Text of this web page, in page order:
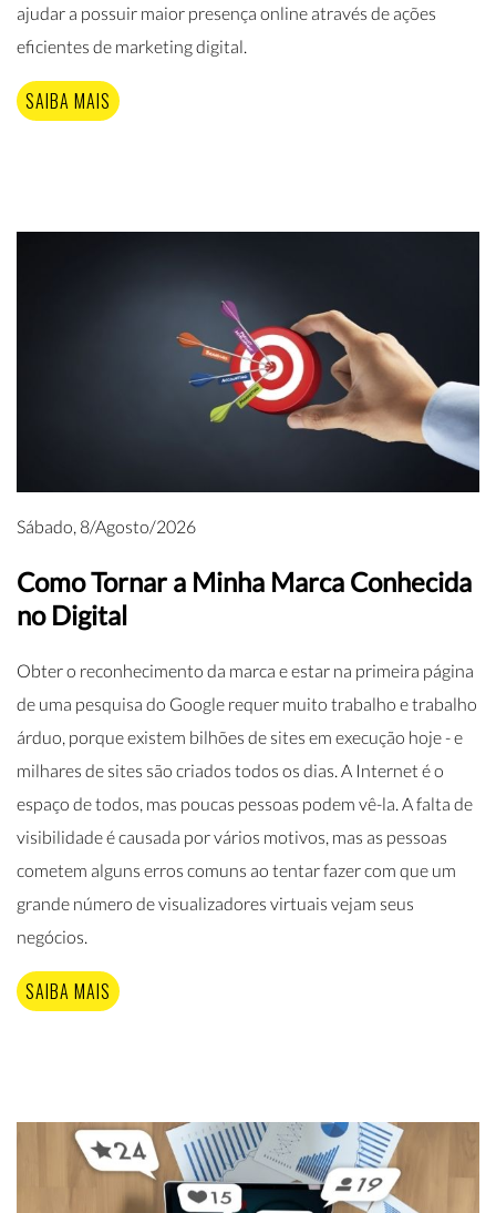
ajudar a possuir maior presença online através de ações
eficientes de marketing digital.
SAIBA MAIS
Sábado, 8/Agosto/2026
Como Tornar a Minha Marca Conhecida
no Digital
Obter o reconhecimento da marca e estar na primeira página
de uma pesquisa do Google requer muito trabalho e trabalho
árduo, porque existem bilhões de sites em execução hoje - e
milhares de sites são criados todos os dias. A Internet é o
espaço de todos, mas poucas pessoas podem vê-la. A falta de
visibilidade é causada por vários motivos, mas as pessoas
cometem alguns erros comuns ao tentar fazer com que um
grande número de visualizadores virtuais vejam seus
negócios.
SAIBA MAIS